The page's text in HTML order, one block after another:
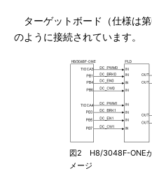
ターゲットボード（仕様は
のように接続されています。
図2 H8/3048F-ONEか
メージ